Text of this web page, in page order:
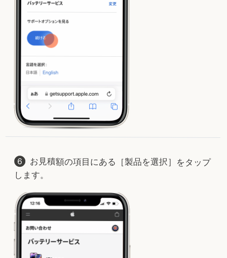
お見積額の項目にある［製品を選択］をタップ
します。